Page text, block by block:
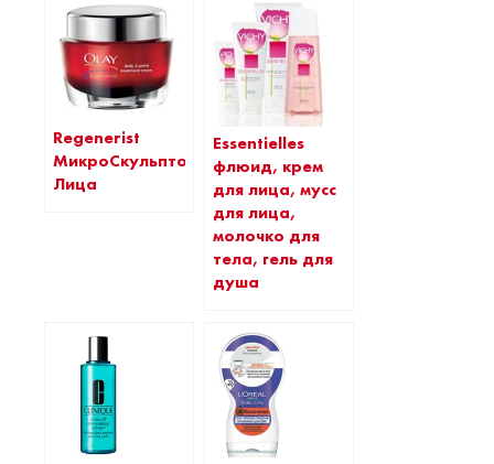
Regenerist
МикроСкульптор
Лица
Essentielles
флюид, крем
для лица, мусс
для лица,
молочко для
тела, гель для
душа